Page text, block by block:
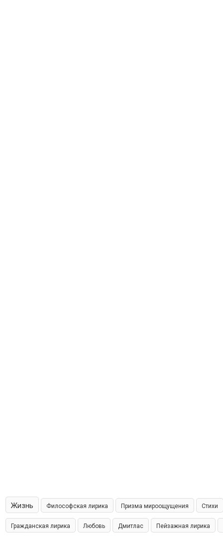
Жизнь Философская лирика Призма мироощущения Стихи
Гражданская лирика Любовь Дмитлас Пейзажная лирика